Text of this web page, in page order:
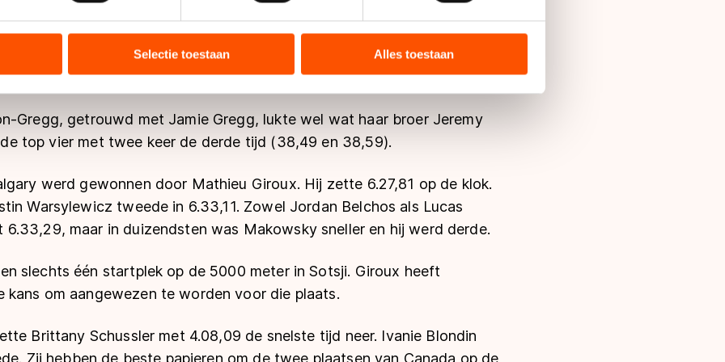
over uw gebruik van onze site met onze partners voor social media, advertenties en
met andere gegevens die u aan hen heeft verstrekt of die zij hebben verzameld via
kunnen gegevens doorgeven aan landen buiten de EU, zoals de VS, waar mogelijk geen
geldt volgens de GDPR. Door op ‘Toestaan’ te klikken, stemt u in met deze overdracht.
cookiebeleid .
Selectie toestaan Alles toestaan
en de tweede tijd (38,24) in de tweede omloop. Anastasia Bucsis
tweede in 38,31 en daarna vierde met 38,61. Dit was goed genoeg voor
klassement.
Gregg, getrouwd met Jamie Gregg, lukte wel wat haar broer Jeremy
top vier met twee keer de derde tijd (38,49 en 38,59).
werd gewonnen door Mathieu Giroux. Hij zette 6.27,81 op de klok.
Warsylewicz tweede in 6.33,11. Zowel Jordan Belchos als Lucas
maar in duizendsten was Makowsky sneller en hij werd derde.
slechts één startplek op de 5000 meter in Sotsji. Giroux heeft
kans om aangewezen te worden voor die plaats.
Brittany Schussler met 4.08,09 de snelste tijd neer. Ivanie Blondin